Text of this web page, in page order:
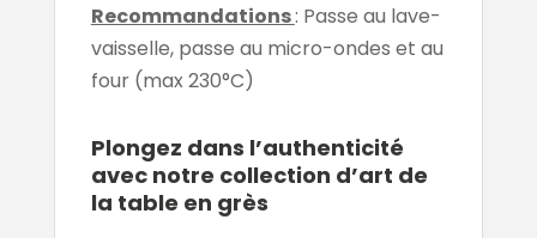
Recommandations: Passe au lave-
vaisselle, passe au micro-ondes et au
four (max 230°C)
Plongez dans l’authenticité
avec notre collection d’art de
la table en grès